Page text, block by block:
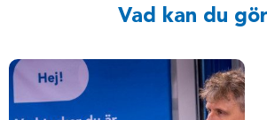
Vad kan du